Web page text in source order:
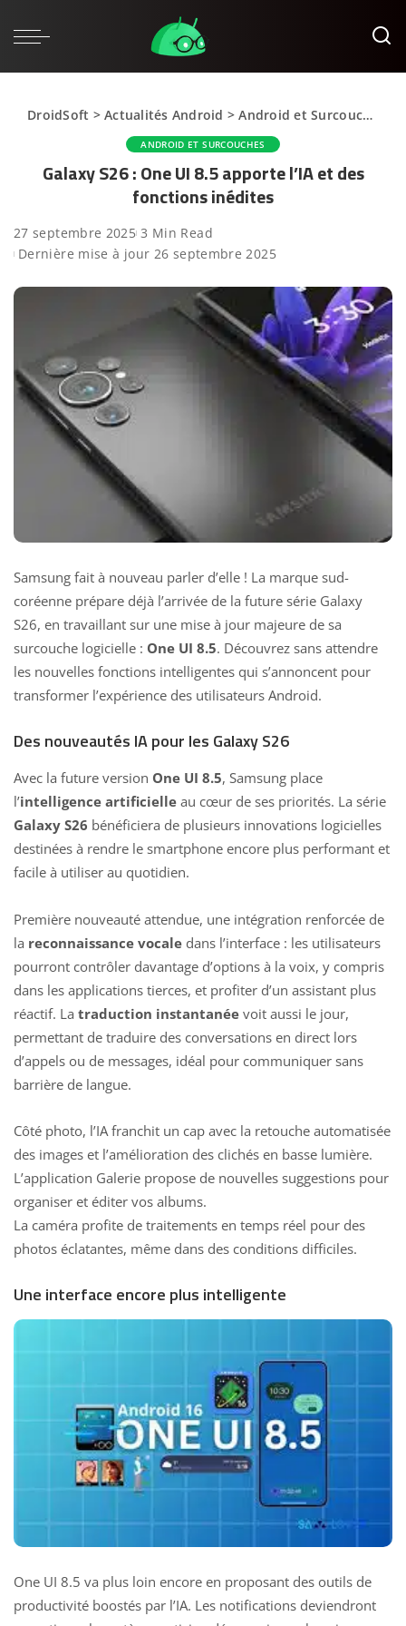
DroidSoft >Actualités Android >Android et Surcouches
ANDROID ET SURCOUCHES
Galaxy S26 : One UI 8.5 apporte l’IA et des
fonctions inédites
27 septembre 2025 3 Min Read
Dernière mise à jour 26 septembre 2025
Samsung fait à nouveau parler d’elle ! La marque sud-
coréenne prépare déjà l’arrivée de la future série Galaxy
S26, en travaillant sur une mise à jour majeure de sa
surcouche logicielle : One UI 8.5. Découvrez sans attendre
les nouvelles fonctions intelligentes qui s’annoncent pour
transformer l’expérience des utilisateurs Android.
Des nouveautés IA pour les Galaxy S26
Avec la future version One UI 8.5, Samsung place
l’intelligence artificielle au cœur de ses priorités. La série
Galaxy S26 bénéficiera de plusieurs innovations logicielles
destinées à rendre le smartphone encore plus performant et
facile à utiliser au quotidien.
Première nouveauté attendue, une intégration renforcée de
la reconnaissance vocale dans l’interface : les utilisateurs
pourront contrôler davantage d’options à la voix, y compris
dans les applications tierces, et profiter d’un assistant plus
réactif. La traduction instantanée voit aussi le jour,
permettant de traduire des conversations en direct lors
d’appels ou de messages, idéal pour communiquer sans
barrière de langue.
Côté photo, l’IA franchit un cap avec la retouche automatisée
des images et l’amélioration des clichés en basse lumière.
L’application Galerie propose de nouvelles suggestions pour
organiser et éditer vos albums.
La caméra profite de traitements en temps réel pour des
photos éclatantes, même dans des conditions difficiles.
Une interface encore plus intelligente
One UI 8.5 va plus loin encore en proposant des outils de
productivité boostés par l’IA. Les notifications deviendront